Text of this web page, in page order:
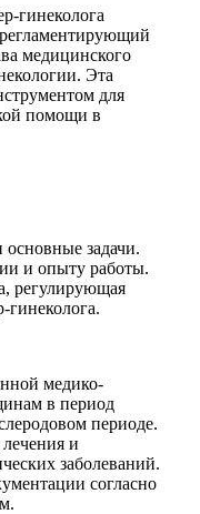
гинеколога
медицинского
Эта
для
помощи в
задачи.
и опыту работы.
регулирующая
гинеколога.
медико-
в период
периоде.
и
заболеваний.
согласно